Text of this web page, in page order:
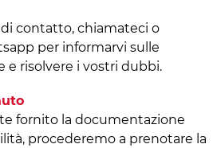
contatto, chiamateci o
per informarvi sulle
e risolvere i vostri dubbi.
fornito la documentazione
procederemo a prenotare la